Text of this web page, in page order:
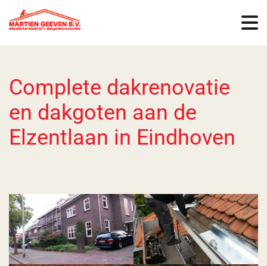
Complete dakrenovatie
en dakgoten aan de
Elzentlaan in Eindhoven